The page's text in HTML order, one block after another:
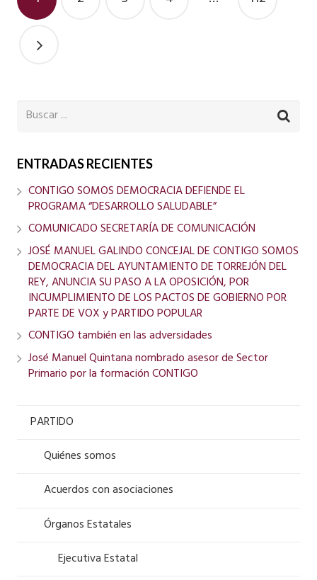
ENTRADAS RECIENTES
CONTIGO SOMOS DEMOCRACIA DEFIENDE EL
PROGRAMA “DESARROLLO SALUDABLE”
COMUNICADO SECRETARÍA DE COMUNICACIÓN
JOSÉ MANUEL GALINDO CONCEJAL DE CONTIGO SOMOS
DEMOCRACIA DEL AYUNTAMIENTO DE TORREJÓN DEL
REY, ANUNCIA SU PASO A LA OPOSICIÓN, POR
INCUMPLIMIENTO DE LOS PACTOS DE GOBIERNO POR
PARTE DE VOX y PARTIDO POPULAR
CONTIGO también en las adversidades
José Manuel Quintana nombrado asesor de Sector
Primario por la formación CONTIGO
PARTIDO
Quiénes somos
Acuerdos con asociaciones
Órganos Estatales
Ejecutiva Estatal